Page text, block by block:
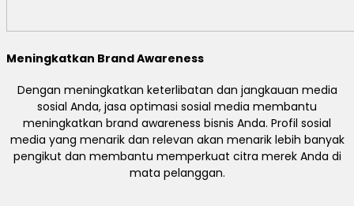
Meningkatkan Brand Awareness
Dengan meningkatkan keterlibatan dan jangkauan media
sosial Anda, jasa optimasi sosial media membantu
meningkatkan brand awareness bisnis Anda. Profil sosial
media yang menarik dan relevan akan menarik lebih banyak
pengikut dan membantu memperkuat citra merek Anda di
mata pelanggan.